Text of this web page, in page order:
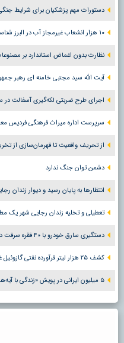
دستورات مهم پزشکیان برای شرایط
۱۰ هزار انشعاب غیرمجاز آب در البرز شناسایی شد
نظارت بدون اغماض استاندارد بر
آیت الله سید مجتبی خامنه ای رهبر
اجرای طرح ضربتی لکه‌گیری آسفالت در
سرپرست اداره میراث فرهنگی فردیس
از تحریف واقعیت تا قهرمان‌سازی از
دشمن توان جنگ ندارد
انتظارها به پایان رسید و دیوار زندان
تعطیلی و تخلیه زندان رجایی شهر یک
دستگیری سارق خودرو با ۴۰ فقره سرقت در کرج
کشف ۲۵ هزار لیتر فرآورده نفتی گازوئیل غیر مجاز در اشتهارد
۵ میلیون ایرانی در پویش «زندگی با آیه‌ها» شرکت کردند